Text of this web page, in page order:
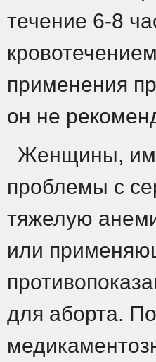
течение 6-8
применения
он не
Женщины,
проблемы с
тяжелую
или
для аборта.